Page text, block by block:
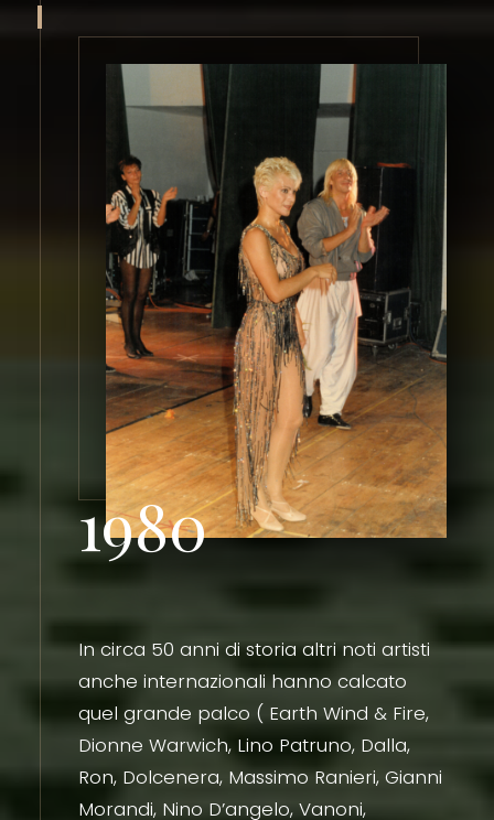
1980
In circa 50 anni di storia altri noti artisti
anche internazionali hanno calcato
quel grande palco ( Earth Wind & Fire,
Dionne Warwich, Lino Patruno, Dalla,
Ron, Dolcenera, Massimo Ranieri, Gianni
Morandi, Nino D’angelo, Vanoni,